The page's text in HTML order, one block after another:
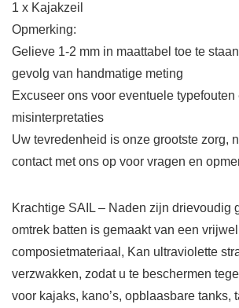
1 x Kajakzeil
Opmerking:
Gelieve 1-2 mm in maattabel toe te
gevolg van handmatige meting
Excuseer ons voor eventuele
misinterpretaties
Uw tevredenheid is onze grootste zorg,
contact met ons op voor vragen en
Krachtige SAIL – Naden zijn drievoudig
omtrek batten is gemaakt van een
composietmateriaal, Kan ultraviolette
verzwakken, zodat u te beschermen
voor kajaks, kano’s, opblaasbare tanks,